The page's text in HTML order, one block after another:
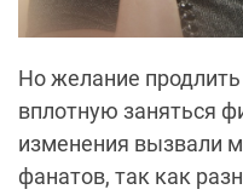
Но желание
вплотную заняться
изменения вызвали
фанатов, так как